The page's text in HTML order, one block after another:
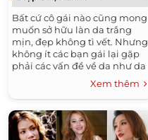
Bất cứ cô gái nào cũng mong
muốn sở hữu làn da trắng
mịn, đẹp không tì vết. Nhưng
không ít các bạn gái lại gặp
phải các vấn đề về da như da
mụn, da dầu, và da bị thâm
Xem thêm